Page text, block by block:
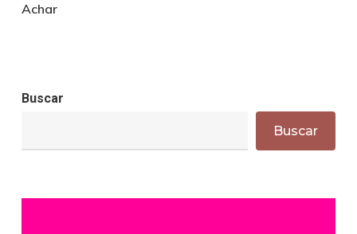
Achar
Buscar
Buscar